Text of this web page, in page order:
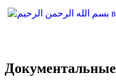
Документальные